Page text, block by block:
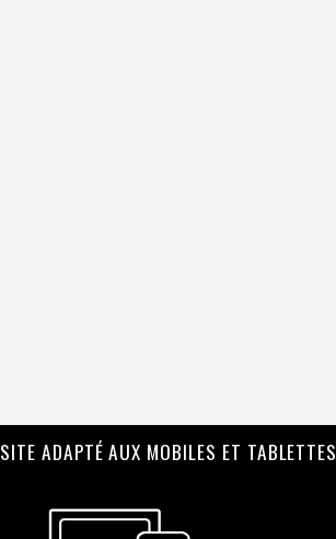
SITE ADAPTÉ AUX MOBILES ET TABLETTES